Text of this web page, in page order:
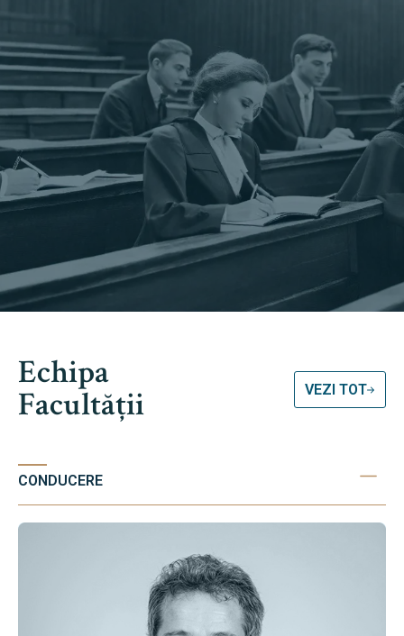
Echipa
Facultății VEZI TOT
CONDUCERE